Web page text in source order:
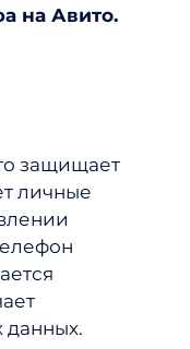
на Авито.
защищает
личные
данных.